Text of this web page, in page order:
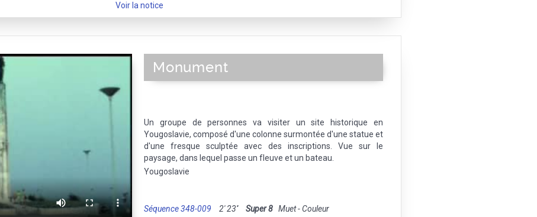
Voir la notice
Monument
Un groupe de personnes va visiter un site historique en
Yougoslavie, composé d'une colonne surmontée d'une statue et
d'une fresque sculptée avec des inscriptions. Vue sur le
paysage, dans lequel passe un fleuve et un bateau.
Yougoslavie
Séquence 348-009 2' 23'' Super 8 Muet - Couleur